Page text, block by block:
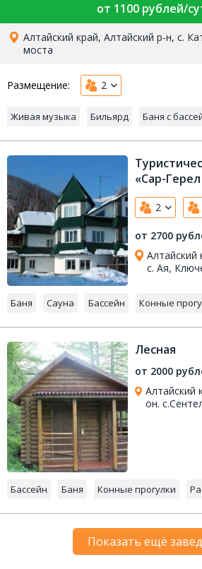
от 1100 рублей/
Алтайский край, Алтайский р-н, с.
моста
Размещение: 2
Живая музыка Бильярд Баня с
«Сар-
2
от 2700
Алтайский
с. Ая,
Баня Сауна Бассейн Конные
Лесная
от 2000
Алтайский
он.
Бассейн Баня Конные прогулки
Показать ещё